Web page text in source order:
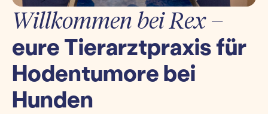
Willkommen bei Rex –
eure Tierarztpraxis für
Hodentumore bei
Hunden